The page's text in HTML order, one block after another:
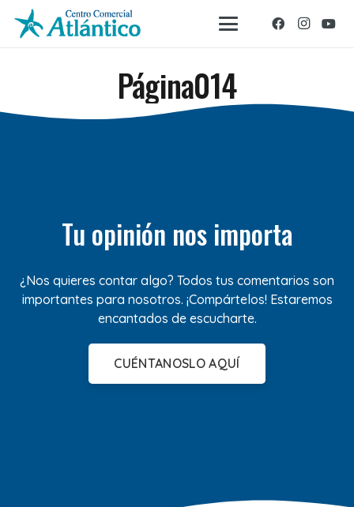
Página014
Tu opinión nos importa
¿Nos quieres contar algo? Todos tus comentarios son
importantes para nosotros. ¡Compártelos! Estaremos
encantados de escucharte.
CUÉNTANOSLO AQUÍ